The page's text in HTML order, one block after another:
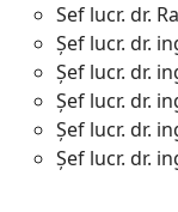
Sef lucr. dr.
Șef lucr. dr.
Șef lucr. dr.
Șef lucr. dr.
Șef lucr. dr.
Șef lucr. dr.